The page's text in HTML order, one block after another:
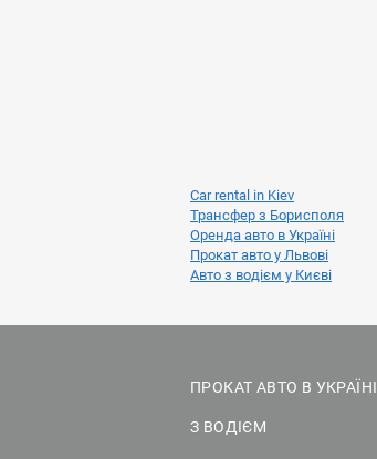
Car rental in Kiev
Трансфер з Борисполя
Оренда авто в Україні
Прокат авто у Львові
Авто з водієм у Києві
ПРОКАТ АВТО В УКРАЇНІ
З ВОДІЄМ